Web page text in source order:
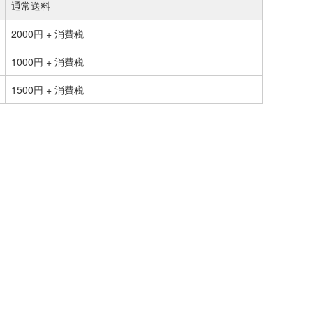
通常送料
2000円 + 消費税
1000円 + 消費税
1500円 + 消費税